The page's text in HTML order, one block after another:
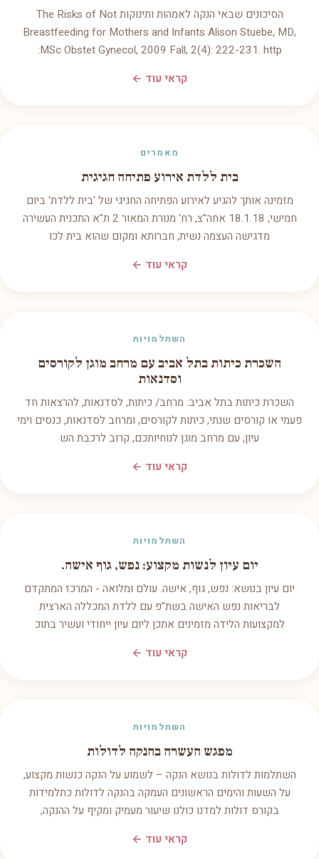
הסיכונים שבאי הנקה לאמהות ותינוקות The Risks of Not
Breastfeeding for Mothers and Infants Alison Stuebe, MD,
MSc Obstet Gynecol, 2009 Fall, 2(4): 222-231. http:
קראי עוד ←
מאמרים
בית ללדת אירוע פתיחה חגיגית
מזמינה אותך להגיע לאירוע הפתיחה החגיגי של 'בית ללדת' ביום
חמישי, 18.1.18 אחה"צ, רח' מנורת המאור 2 ת"א התכנית העשירה
מדגישה העצמה נשית, חברותא ומקום שהוא בית לכו
קראי עוד ←
השתלמויות
השכרת כיתות בתל אביב עם מרחב מוגן לקורסים
וסדנאות
השכרת כיתות בתל אביב: מרחב/ כיתות, לסדנאות, להרצאות חד
פעמי או קורסים שנתי, כיתות לקורסים, ומרחב לסדנאות, כנסים וימי
עיון, עם מרחב מוגן לנוחיותכם, קרוב לרכבת הש
קראי עוד ←
השתלמויות
יום עיון לנשות מקצוע: נפש, גוף אישה.
יום עיון בנושא: נפש, גוף, אישה. עולם ומלואה - המרכז המתקדם
לבריאות נפש האישה בשת"פ עם ללדת המכללה הארצית
למקצועות הלידה מזמינים אתכן ליום עיון ייחודי ועשיר בתוכ
קראי עוד ←
השתלמויות
מפגש העשרה בהנקה לדולות
השתלמות לדולות בנושא הנקה – לשמוע על הנקה כנשות מקצוע,
על השעות והימים הראשונים העמקה בהנקה לדולות כתלמידות
בקורס דולות למדנו כולנו שיעור מעמיק ומקיף על ההנקה,
קראי עוד ←